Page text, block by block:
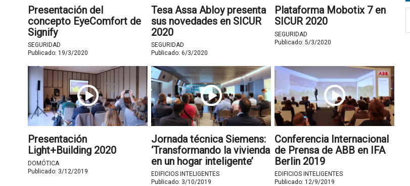
Presentación del
concepto EyeComfort de
Signify
SEGURIDAD
Publicado: 19/3/2020
Tesa Assa Abloy presenta
sus novedades en SICUR
2020
SEGURIDAD
Publicado: 6/3/2020
Plataforma Mobotix 7 en
SICUR 2020
SEGURIDAD
Publicado:5/3/2020
Presentación
Light+Building 2020
DOMÓTICA
Publicado: 3/12/2019
Jornada técnica Siemens:
‘Transformando la vivienda
en un hogar inteligente’
EDIFICIOS INTELIGENTES
Publicado: 3/10/2019
Conferencia Internacional
de Prensa de ABB en IFA
Berlin 2019
EDIFICIOS INTELIGENTES
Publicado: 12/9/2019